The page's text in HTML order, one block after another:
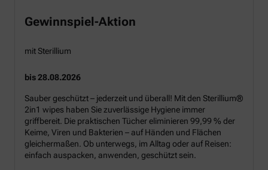
Gewinnspiel-Aktion
mit Sterillium
bis 28.08.2026
Sauber geschützt – jederzeit und überall! Mit den Sterillium®
2in1 wipes haben Sie zuverlässige Hygiene immer
griffbereit. Die praktischen Tücher eliminieren 99,99 % der
Keime, Viren und Bakterien – auf Händen und Flächen
gleichermaßen. Ob unterwegs, im Alltag oder auf Reisen:
einfach auspacken, anwenden, geschützt sein.